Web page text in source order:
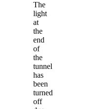
The
light
at
the
end
of
the
tunnel
has
been
turned
off